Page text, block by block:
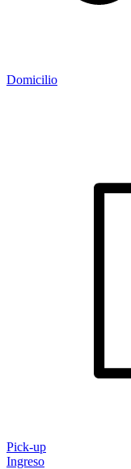
Domicilio
Pick-up
Ingreso